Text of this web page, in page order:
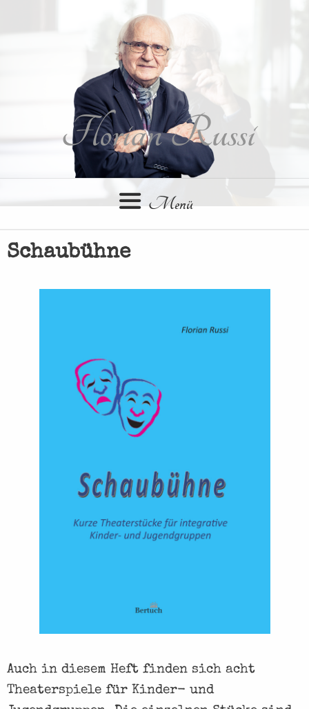
Florian Russi
Menü
Schaubühne
Auch in diesem Heft finden sich acht
Theaterspiele für Kinder- und